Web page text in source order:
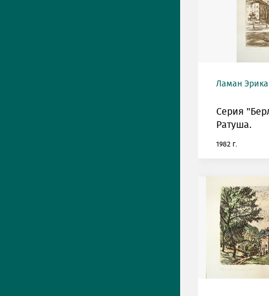
Ламан Эрика
Серия
Ратуша.
1982 г.